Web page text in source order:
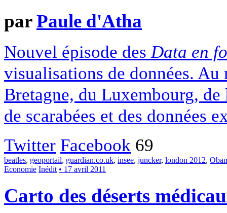
parPaule d'Atha
Nouvel épisode desData en
visualisations de données. Au
Bretagne, du Luxembourg,
de scarabées et des données
Twitter Facebook 69
beatles, geoportail, guardian.co.uk, insee, juncker, london 2012,
Economie Inédit • 17 avril 2011
Carto des déserts